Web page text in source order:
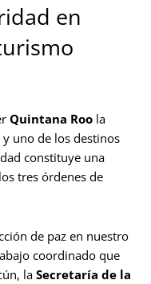
en
Quintana Roo la
uno de los destinos
constituye una
tres órdenes de
de paz en nuestro
coordinado que
la Secretaría de la